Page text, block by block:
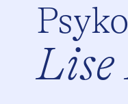
Lise